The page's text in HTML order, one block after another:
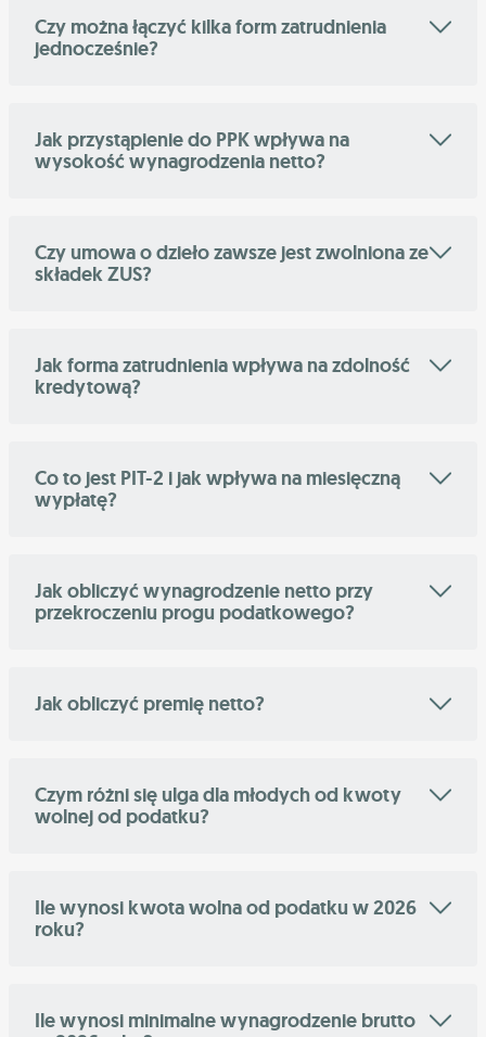
Czy można łączyć kilka form zatrudnienia
jednocześnie?
Jak przystąpienie do PPK wpływa na
wysokość wynagrodzenia netto?
Czy umowa o dzieło zawsze jest zwolniona ze
składek ZUS?
Jak forma zatrudnienia wpływa na zdolność
kredytową?
Co to jest PIT-2 i jak wpływa na miesięczną
wypłatę?
Jak obliczyć wynagrodzenie netto przy
przekroczeniu progu podatkowego?
Jak obliczyć premię netto?
Czym różni się ulga dla młodych od kwoty
wolnej od podatku?
Ile wynosi kwota wolna od podatku w 2026
roku?
Ile wynosi minimalne wynagrodzenie brutto